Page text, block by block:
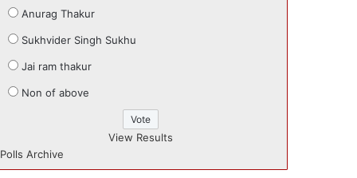
Anurag Thakur
Sukhvider Singh Sukhu
Jai ram thakur
Non of above
View Results
Polls Archive